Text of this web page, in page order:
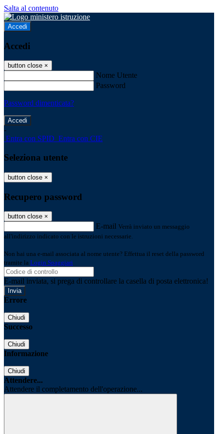
Salta al contenuto
Accedi
Accedi
button close ×
Nome Utente
Password
Password dimenticata?
-
Entra con SPID Entra con CIE
Seleziona utente
button close ×
Recupero password
button close ×
E-mail Verrà inviato un messaggio
all'indirizzo indicato con le istruzioni necessarie.
Non hai una e-mail associata al nome utente? Effettua il reset della password
tramite la Login Spaggiari
E-mail inviata, si prega di controllare la casella di posta elettronica!
Errore
Chiudi
Successo
Chiudi
Informazione
Chiudi
Attendere...
Attendere il completamento dell'operazione...